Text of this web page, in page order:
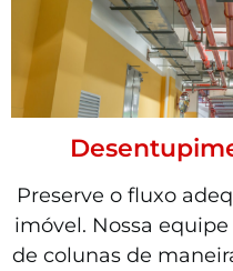
Preserve o fluxo
imóvel. Nossa
de colunas de